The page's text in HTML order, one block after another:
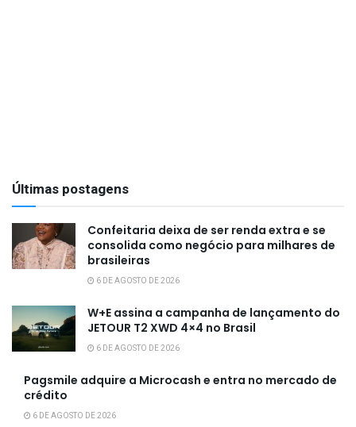
Últimas postagens
Confeitaria deixa de ser renda extra e se
consolida como negócio para milhares de
brasileiras
6 DE AGOSTO DE 2026
W+E assina a campanha de lançamento do
JETOUR T2 XWD 4×4 no Brasil
6 DE AGOSTO DE 2026
Pagsmile adquire a Microcash e entra no mercado de
crédito
6 DE AGOSTO DE 2026